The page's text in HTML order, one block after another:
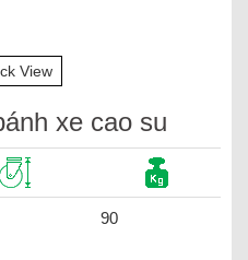
View
xe cao su
90